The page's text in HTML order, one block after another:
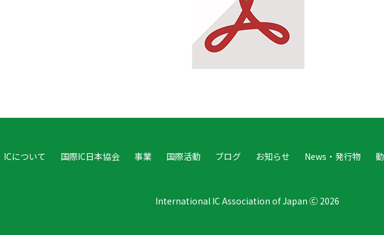
ICについて 国際IC日本協会 事業 国際活動 ブログ お知らせ News・発行物
International IC Association of Japan Ⓒ 2026